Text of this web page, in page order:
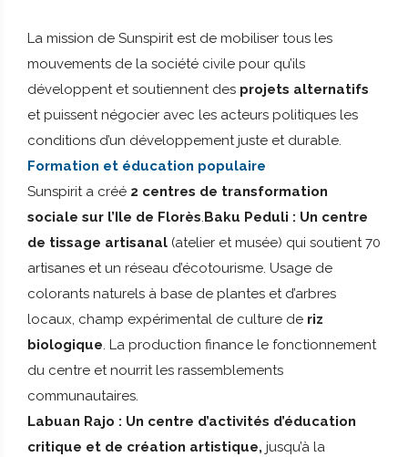
La mission de Sunspirit est de mobiliser tous les
mouvements de la société civile pour qu’ils
développent et soutiennent des projets alternatifs
et puissent négocier avec les acteurs politiques les
conditions d’un développement juste et durable.
Formation et éducation populaire
Sunspirit a créé 2 centres de transformation
sociale sur l’Ile de Florès.Baku Peduli : Un centre
de tissage artisanal (atelier et musée) qui soutient 70
artisanes et un réseau d’écotourisme. Usage de
colorants naturels à base de plantes et d’arbres
locaux, champ expérimental de culture de riz
biologique. La production finance le fonctionnement
du centre et nourrit les rassemblements
communautaires.
Labuan Rajo : Un centre d’activités d’éducation
critique et de création artistique, jusqu’à la